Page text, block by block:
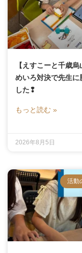
【えすこーと千歳烏
めいろ対決で先生に
した❢
もっと読む »
2026年8月5日
活動